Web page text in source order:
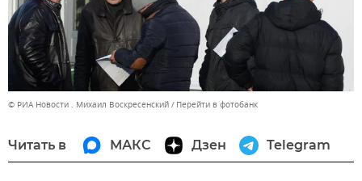
© РИА Новости . Михаил Воскресенский Перейти в фотобанк
Читать в МАКС Дзен Telegram